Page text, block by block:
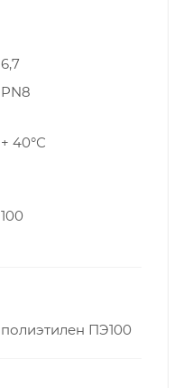
6,7
PN8
+ 40°С
100
полиэтилен ПЭ100